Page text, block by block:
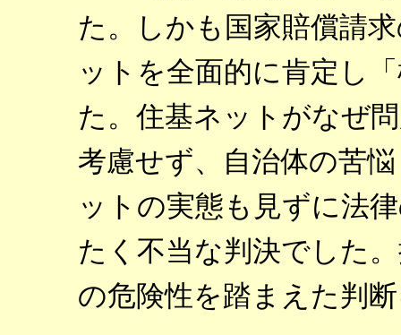
た。しかも国家賠償請
ットを全面的に肯定し
た。住基ネットがなぜ
考慮せず、自治体の苦
ットの実態も見ずに法
たく不当な判決でした
の危険性を踏まえた判